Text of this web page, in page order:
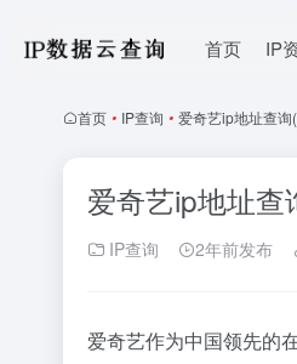
首页 IP
首页 • IP查询 • 爱奇艺ip地址查
爱奇艺ip地址查
IP查询 2年前发布
爱奇艺作为中国领先的